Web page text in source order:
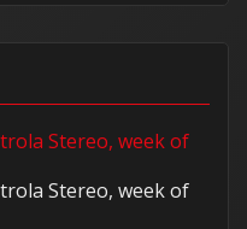
Stereo, week of
Stereo, week of